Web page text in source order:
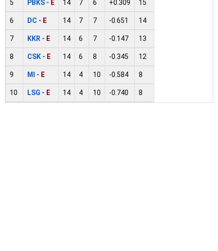
5 PBKS - E 14 7 6 +0.309 15
6 DC - E 14 7 7 -0.651 14
7 KKR - E 14 6 7 -0.147 13
8 CSK - E 14 6 8 -0.345 12
9 MI - E 14 4 10 -0.584 8
10 LSG - E 14 4 10 -0.740 8